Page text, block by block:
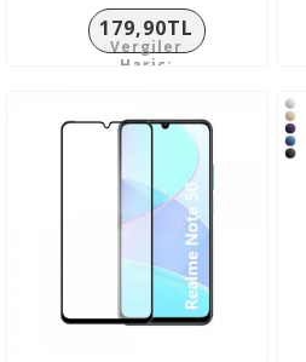
179,90TL
Vergiler
Hariç: